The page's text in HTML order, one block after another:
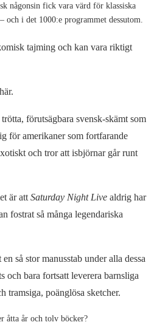
någonsin fick vara värd för klassiska
– och i det 1000:e programmet dessutom.
tajming och kan vara riktigt
förutsägbara svensk-skämt som
för amerikaner som fortfarande
och tror att isbjörnar går runt
är att Saturday Night Live aldrig har
fostrat så många legendariska
så stor manusstab under alla dessa
och bara fortsatt leverera barnsliga
tramsiga, poänglösa sketcher.
åtta år och tolv böcker?